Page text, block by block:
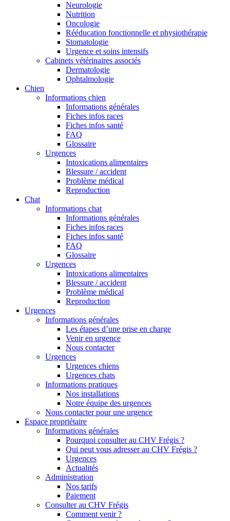
Neurologie
Nutrition
Oncologie
Rééducation fonctionnelle et physiothérapie
Stomatologie
Urgence et soins intensifs
Cabinets vétérinaires associés
Dermatologie
Ophtalmologie
Chien
Informations chien
Informations générales
Fiches infos races
Fiches infos santé
FAQ
Glossaire
Urgences
Intoxications alimentaires
Blessure / accident
Problème médical
Reproduction
Chat
Informations chat
Informations générales
Fiches infos races
Fiches infos santé
FAQ
Glossaire
Urgences
Intoxications alimentaires
Blessure / accident
Problème médical
Reproduction
Urgences
Informations générales
Les étapes d’une prise en charge
Venir en urgence
Nous contacter
Urgences
Urgences chiens
Urgences chats
Informations pratiques
Nos installations
Notre équipe des urgences
Nous contacter pour une urgence
Espace propriétaire
Informations générales
Pourquoi consulter au CHV Frégis ?
Qui peut vous adresser au CHV Frégis ?
Urgences
Actualités
Administration
Nos tarifs
Paiement
Consulter au CHV Frégis
Comment venir ?